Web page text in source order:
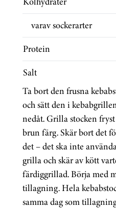
varav sockerarter
Protein
Salt
Ta bort den frusna
och sätt den i
nedåt. Grilla stocken
brun färg. Skär bort det
det – det ska inte
grilla och skär av kött
färdiggrillad. Börja med
tillagning. Hela
samma dag som